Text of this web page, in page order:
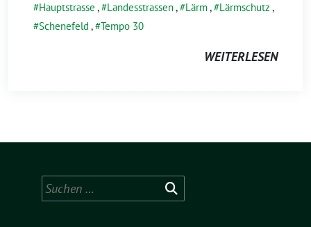
Hauptstrasse , Landesstrassen, Lärm, Lärmschutz ,
Schenefeld , Tempo 30
WEITERLESEN
Suchen
nach: